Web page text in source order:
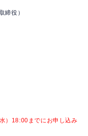
締役）
）18:00までにお申し込み